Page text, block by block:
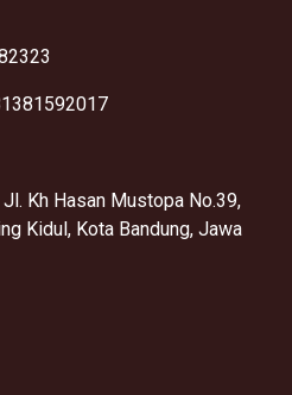
Kh Hasan Mustopa No.39,
Kidul, Kota Bandung, Jawa